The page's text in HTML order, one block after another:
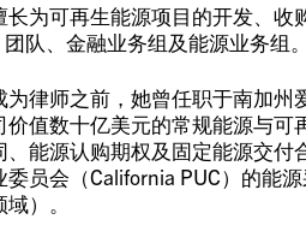
为可再生能源项目的开发、
队、金融业务组及能源业务组。
律师之前，她曾任职于南加
值数十亿美元的常规能源与
能源认购期权及固定能源交
员会（California PUC）的能
）。